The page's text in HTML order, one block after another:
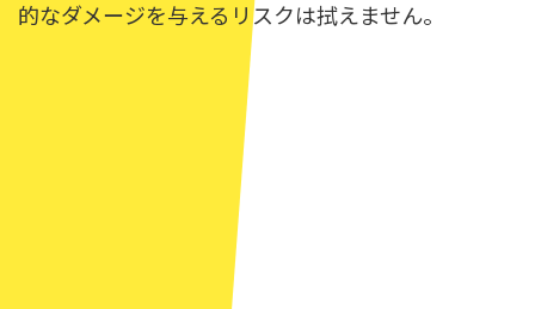
的なダメージを与えるリスクは拭えません。